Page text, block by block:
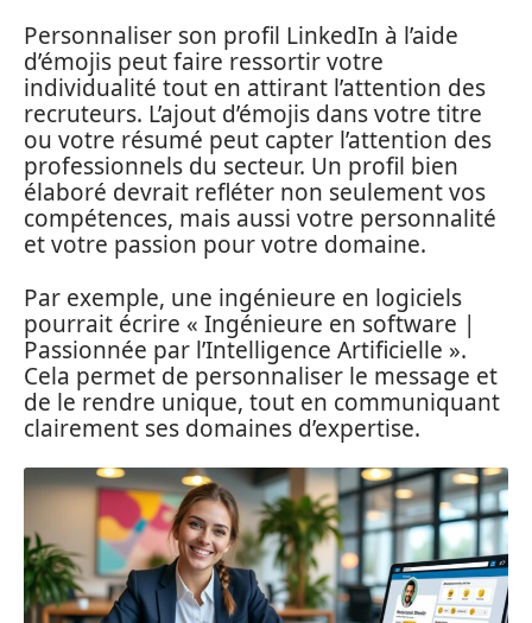
Personnaliser son profil LinkedIn à l’aide
d’émojis peut faire ressortir votre
individualité tout en attirant l’attention des
recruteurs. L’ajout d’émojis dans votre titre
ou votre résumé peut capter l’attention des
professionnels du secteur. Un profil bien
élaboré devrait refléter non seulement vos
compétences, mais aussi votre personnalité
et votre passion pour votre domaine.
Par exemple, une ingénieure en logiciels
pourrait écrire « Ingénieure en software |
Passionnée par l’Intelligence Artificielle ».
Cela permet de personnaliser le message et
de le rendre unique, tout en communiquant
clairement ses domaines d’expertise.